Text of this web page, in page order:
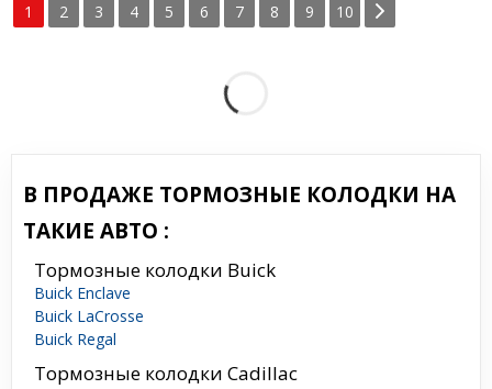
1 2 3 4 5 6 7 8 9 10
В ПРОДАЖЕ ТОРМОЗНЫЕ КОЛОДКИ НА
ТАКИЕ АВТО :
Тормозные колодки Buick
Buick Enclave
Buick LaCrosse
Buick Regal
Тормозные колодки Cadillac